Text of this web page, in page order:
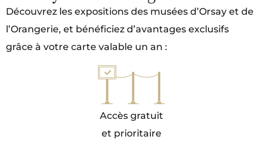
Découvrez les expositions des musées d’Orsay et de
l’Orangerie, et bénéficiez d’avantages exclusifs
grâce à votre carte valable un an :
Accès gratuit
et prioritaire